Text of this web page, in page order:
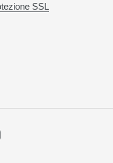
SSL
Instagram